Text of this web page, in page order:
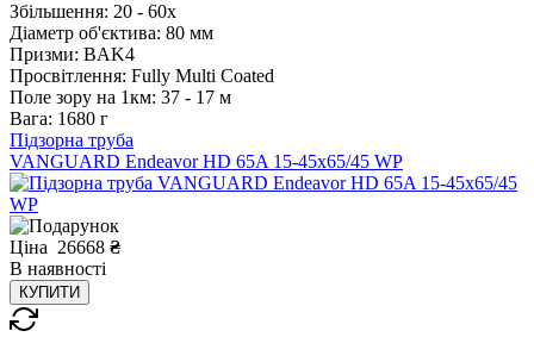
Збільшення: 20 - 60x
Діаметр об'єктива: 80 мм
Призми: BAK4
Просвітлення: Fully Multi Coated
Поле зору на 1км: 37 - 17 м
Вага: 1680 г
Підзорна труба
VANGUARD Endeavor HD 65A 15-45x65/45 WP
Ціна 26668 ₴
В наявності
КУПИТИ